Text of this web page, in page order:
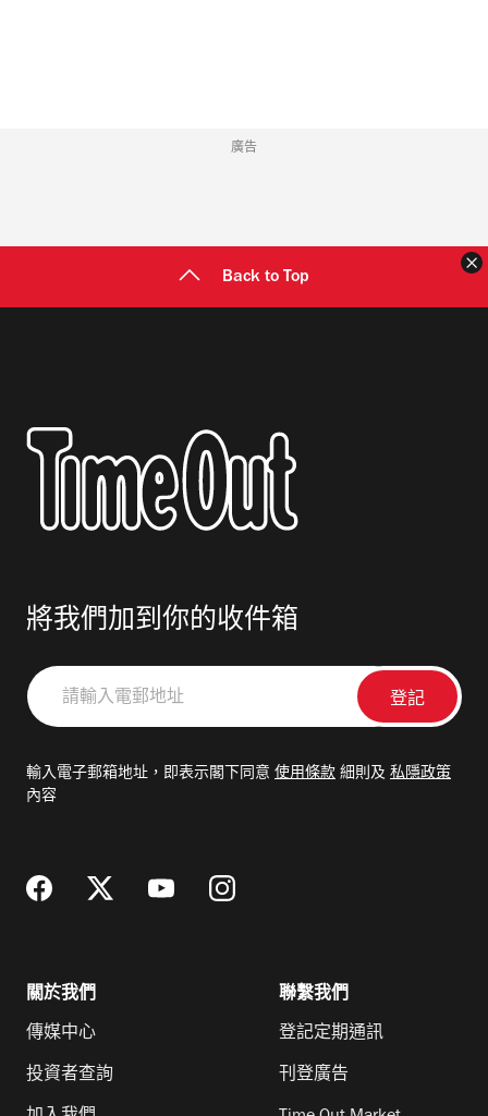
廣告
Back to Top
將我們加到你的收件箱
請
輸
郵
輸入電子郵箱地址，即表示閣下同意 使用條款 細則及 私隱政策
內容
關於我們
傳媒中心
投資者查詢
聯繫我們
登記定期通訊
刊登廣告